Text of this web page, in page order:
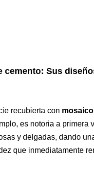
cemento: Sus
recubierta con
es notoria a primera
y delgadas, dando
que inmediatamente